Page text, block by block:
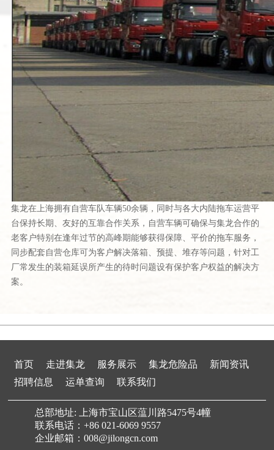
集龙在上海拥有自营车队车辆50余辆，同时与各大内陆拖车运营平
台保持长期、友好的互靠合作关系，自营车辆可确保与集龙合作的
老客户特别在逢年过节的高峰期能够获得保障、平价的拖车服务，
同步配套自营仓库可为客户解决落箱、预提、堆存等问题，针对工
厂常发生的装箱延误所产生的待时问题设有保护客户权益的解决方
案。
首页 走进集龙 服务展示 集龙危险品
新闻资讯
招聘信息
运单查询 联系我们
总部地址: 上海市宝山区蕰川路5475号4幢
联系电话：+86 021-6069 9557
企业邮箱：008@jilongcn.com